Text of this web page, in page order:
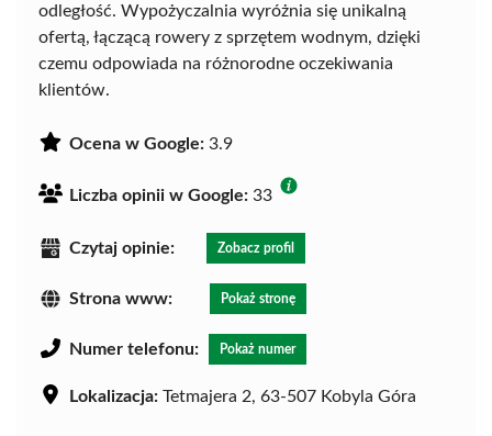
odległość. Wypożyczalnia wyróżnia się unikalną
ofertą, łączącą rowery z sprzętem wodnym, dzięki
czemu odpowiada na różnorodne oczekiwania
klientów.
Ocena w Google: 3.9
Liczba opinii w Google: 33
Czytaj opinie: Zobacz profil
Strona www: Pokaż stronę
Numer telefonu: Pokaż numer
Lokalizacja: Tetmajera 2, 63-507 Kobyla Góra